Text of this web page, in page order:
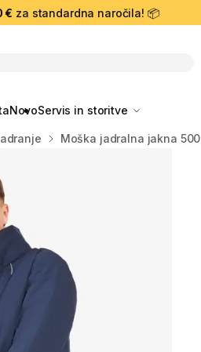
€ za standardna naročila! 📦
NovoServis in storitve
Moška jadralna jakna 500